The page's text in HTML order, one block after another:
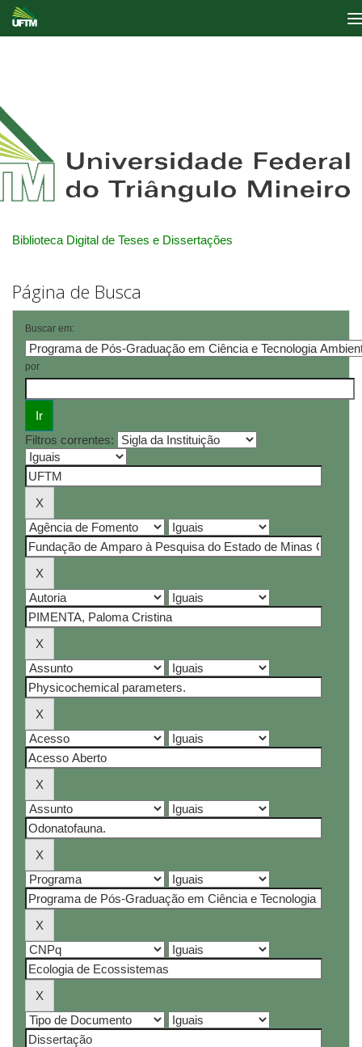
Biblioteca Digital de Teses e Dissertações
Página de Busca
Buscar em:
por
Filtros correntes: